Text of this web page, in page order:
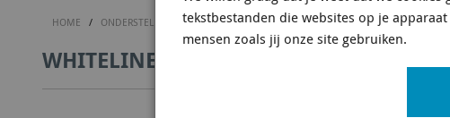
HOME / ONDERSTEL WHITELINE SUSPENSION & CHASSIS / WHITELINE KBR21-
WHITELINE KBR21-24 - SWAY BAR
tekstbestanden die websites op je
mensen zoals jij onze site gebruiken.